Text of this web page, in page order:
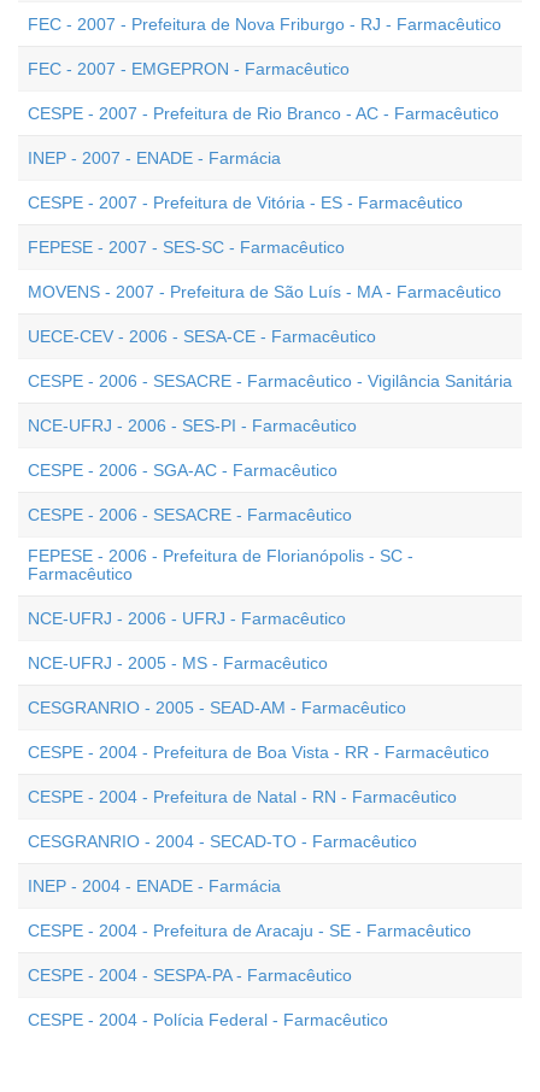
FEC - 2007 - Prefeitura de Nova Friburgo - RJ - Farmacêutico
FEC - 2007 - EMGEPRON - Farmacêutico
CESPE - 2007 - Prefeitura de Rio Branco - AC - Farmacêutico
INEP - 2007 - ENADE - Farmácia
CESPE - 2007 - Prefeitura de Vitória - ES - Farmacêutico
FEPESE - 2007 - SES-SC - Farmacêutico
MOVENS - 2007 - Prefeitura de São Luís - MA - Farmacêutico
UECE-CEV - 2006 - SESA-CE - Farmacêutico
CESPE - 2006 - SESACRE - Farmacêutico - Vigilância Sanitária
NCE-UFRJ - 2006 - SES-PI - Farmacêutico
CESPE - 2006 - SGA-AC - Farmacêutico
CESPE - 2006 - SESACRE - Farmacêutico
FEPESE - 2006 - Prefeitura de Florianópolis - SC -
Farmacêutico
NCE-UFRJ - 2006 - UFRJ - Farmacêutico
NCE-UFRJ - 2005 - MS - Farmacêutico
CESGRANRIO - 2005 - SEAD-AM - Farmacêutico
CESPE - 2004 - Prefeitura de Boa Vista - RR - Farmacêutico
CESPE - 2004 - Prefeitura de Natal - RN - Farmacêutico
CESGRANRIO - 2004 - SECAD-TO - Farmacêutico
INEP - 2004 - ENADE - Farmácia
CESPE - 2004 - Prefeitura de Aracaju - SE - Farmacêutico
CESPE - 2004 - SESPA-PA - Farmacêutico
CESPE - 2004 - Polícia Federal - Farmacêutico